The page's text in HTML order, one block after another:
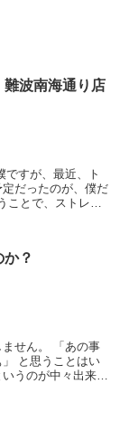
波南海通り店
だったのが、僕だ
か？
「あの事
い
うのが中々出来な